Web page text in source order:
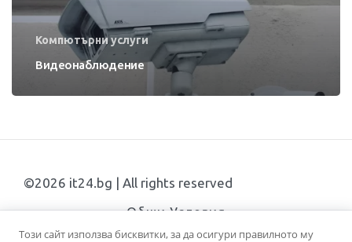
Компютърни услуги
Видеонаблюдение
©2026 it24.bg | All rights reserved
Общи Условия
Този сайт използва бисквитки, за да осигури правилното му